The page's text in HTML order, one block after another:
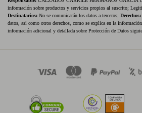
información sobre productos y servicios propios al suscrito;
Destinatarios: No se comunicarán los datos a terceros; Derechos:
datos, así como otros derechos, como se explica en la
información adicional y detallada sobre Protección de Datos